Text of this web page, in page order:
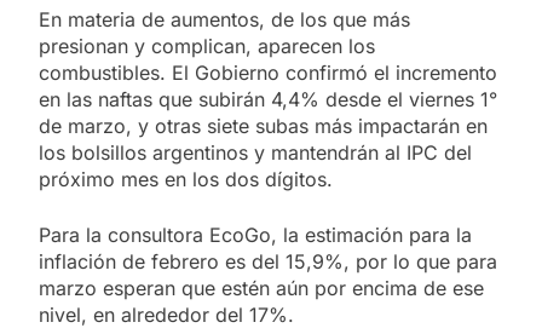
En materia de aumentos, de los que más
presionan y complican, aparecen los
combustibles. El Gobierno confirmó el incremento
en las naftas que subirán 4,4% desde el viernes 1°
de marzo, y otras siete subas más impactarán en
los bolsillos argentinos y mantendrán al IPC del
próximo mes en los dos dígitos.
Para la consultora EcoGo, la estimación para la
inflación de febrero es del 15,9%, por lo que para
marzo esperan que estén aún por encima de ese
nivel, en alrededor del 17%.